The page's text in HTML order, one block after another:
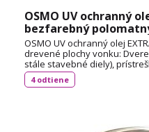
OSMO UV ochranný
bezfarebný
OSMO UV ochranný olej
drevené plochy vonku:
stále stavebné diely),
balkóny, ploty, pergoly a
nestále stavebné diely ).
4 odtiene